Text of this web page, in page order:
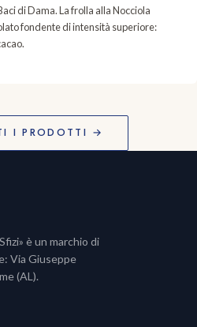
di Dama. La frolla alla Nocciola
fondente di intensità superiore:
I PRODOTTI →
è un marchio di
Via Giuseppe
(AL).